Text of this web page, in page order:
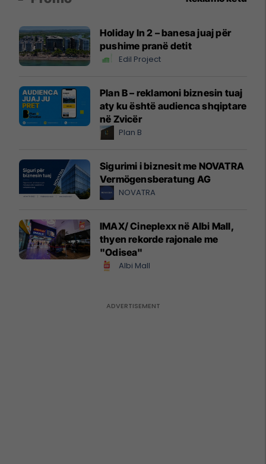
Holiday In 2 – banesa juaj për
pushime pranë detit
Edil Project
Plan B – reklamoni biznesin tuaj
aty ku është audienca shqiptare
në Zvicër
Plan B
Sigurimi i biznesit me NOVATRA
Vermögensberatung AG
NOVATRA
IMAX/ Cineplexx në Albi Mall,
thyen rekorde rajonale me
"Odisea"
Albi Mall